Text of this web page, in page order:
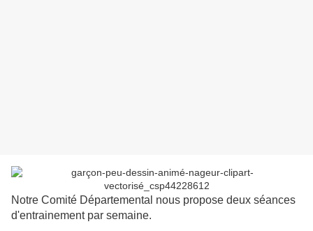
Notre Comité Départemental nous propose deux séances
d'entrainement par semaine.